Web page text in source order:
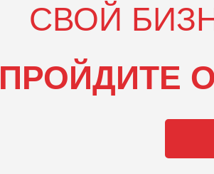
ПРОЙДИТЕ
СВОЙ